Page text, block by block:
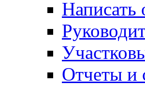
Отчеты и